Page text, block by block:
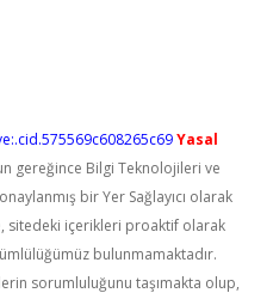
Yasal
gereğince Bilgi Teknolojileri ve
bir Yer Sağlayıcı olarak
sitedeki içerikleri proaktif olarak
bulunmamaktadır.
sorumluluğunu taşımakta olup,